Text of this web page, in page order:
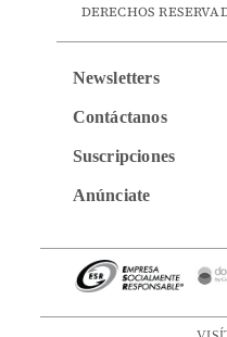
DERECHOS
Newsletters
Contáctanos
Suscripciones
Anúnciate